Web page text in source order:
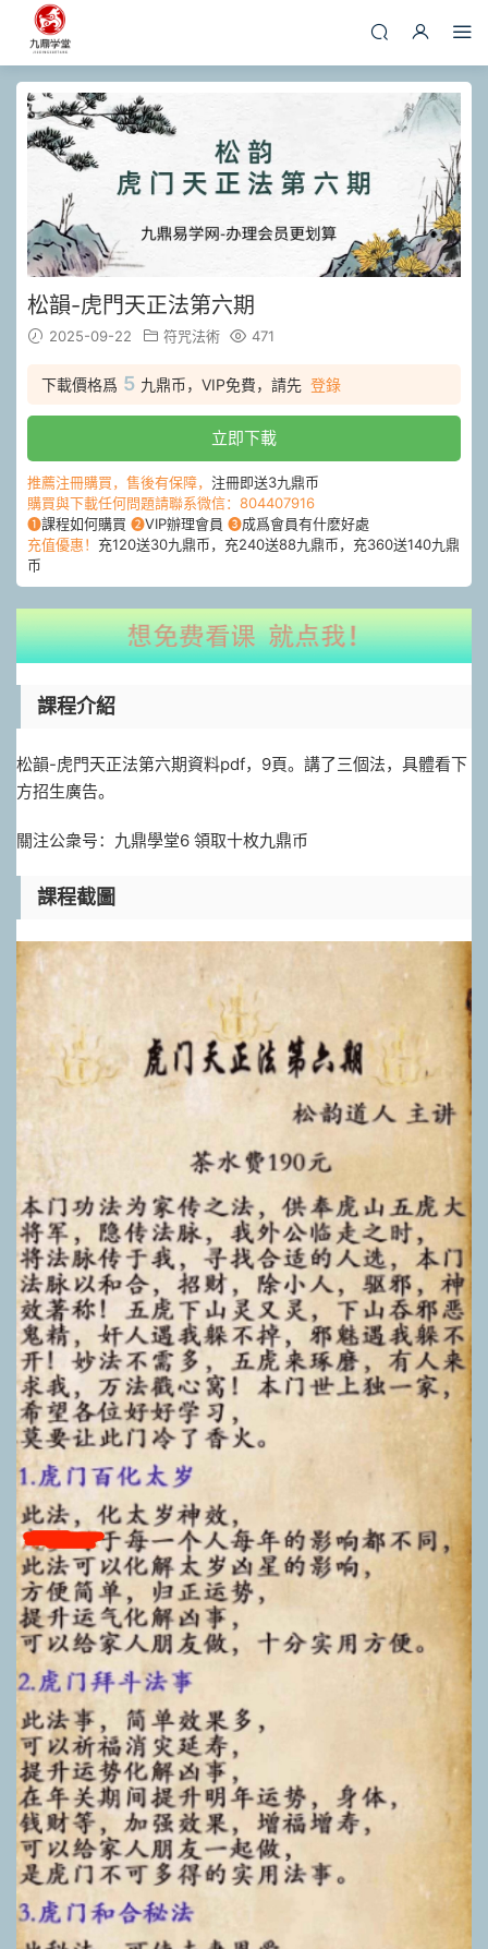
松韻-虎門天正法第六期
2025-09-22 符咒法術 471
下載價格爲 5 九鼎币，VIP免費，請先 登錄
立即下載
推薦注冊購買，售後有保障， 注冊即送3九鼎币
購買與下載任何問題請聯系微信：804407916
❶課程如何購買 ❷VIP辦理會員 ❸成爲會員有什麽好處
充值優惠！ 充120送30九鼎币，充240送88九鼎币，充360送140九鼎
币
課程介紹
松韻-虎門天正法第六期資料pdf，9頁。講了三個法，具體看下
方招生廣告。
關注公衆号：九鼎學堂6 領取十枚九鼎币
課程截圖